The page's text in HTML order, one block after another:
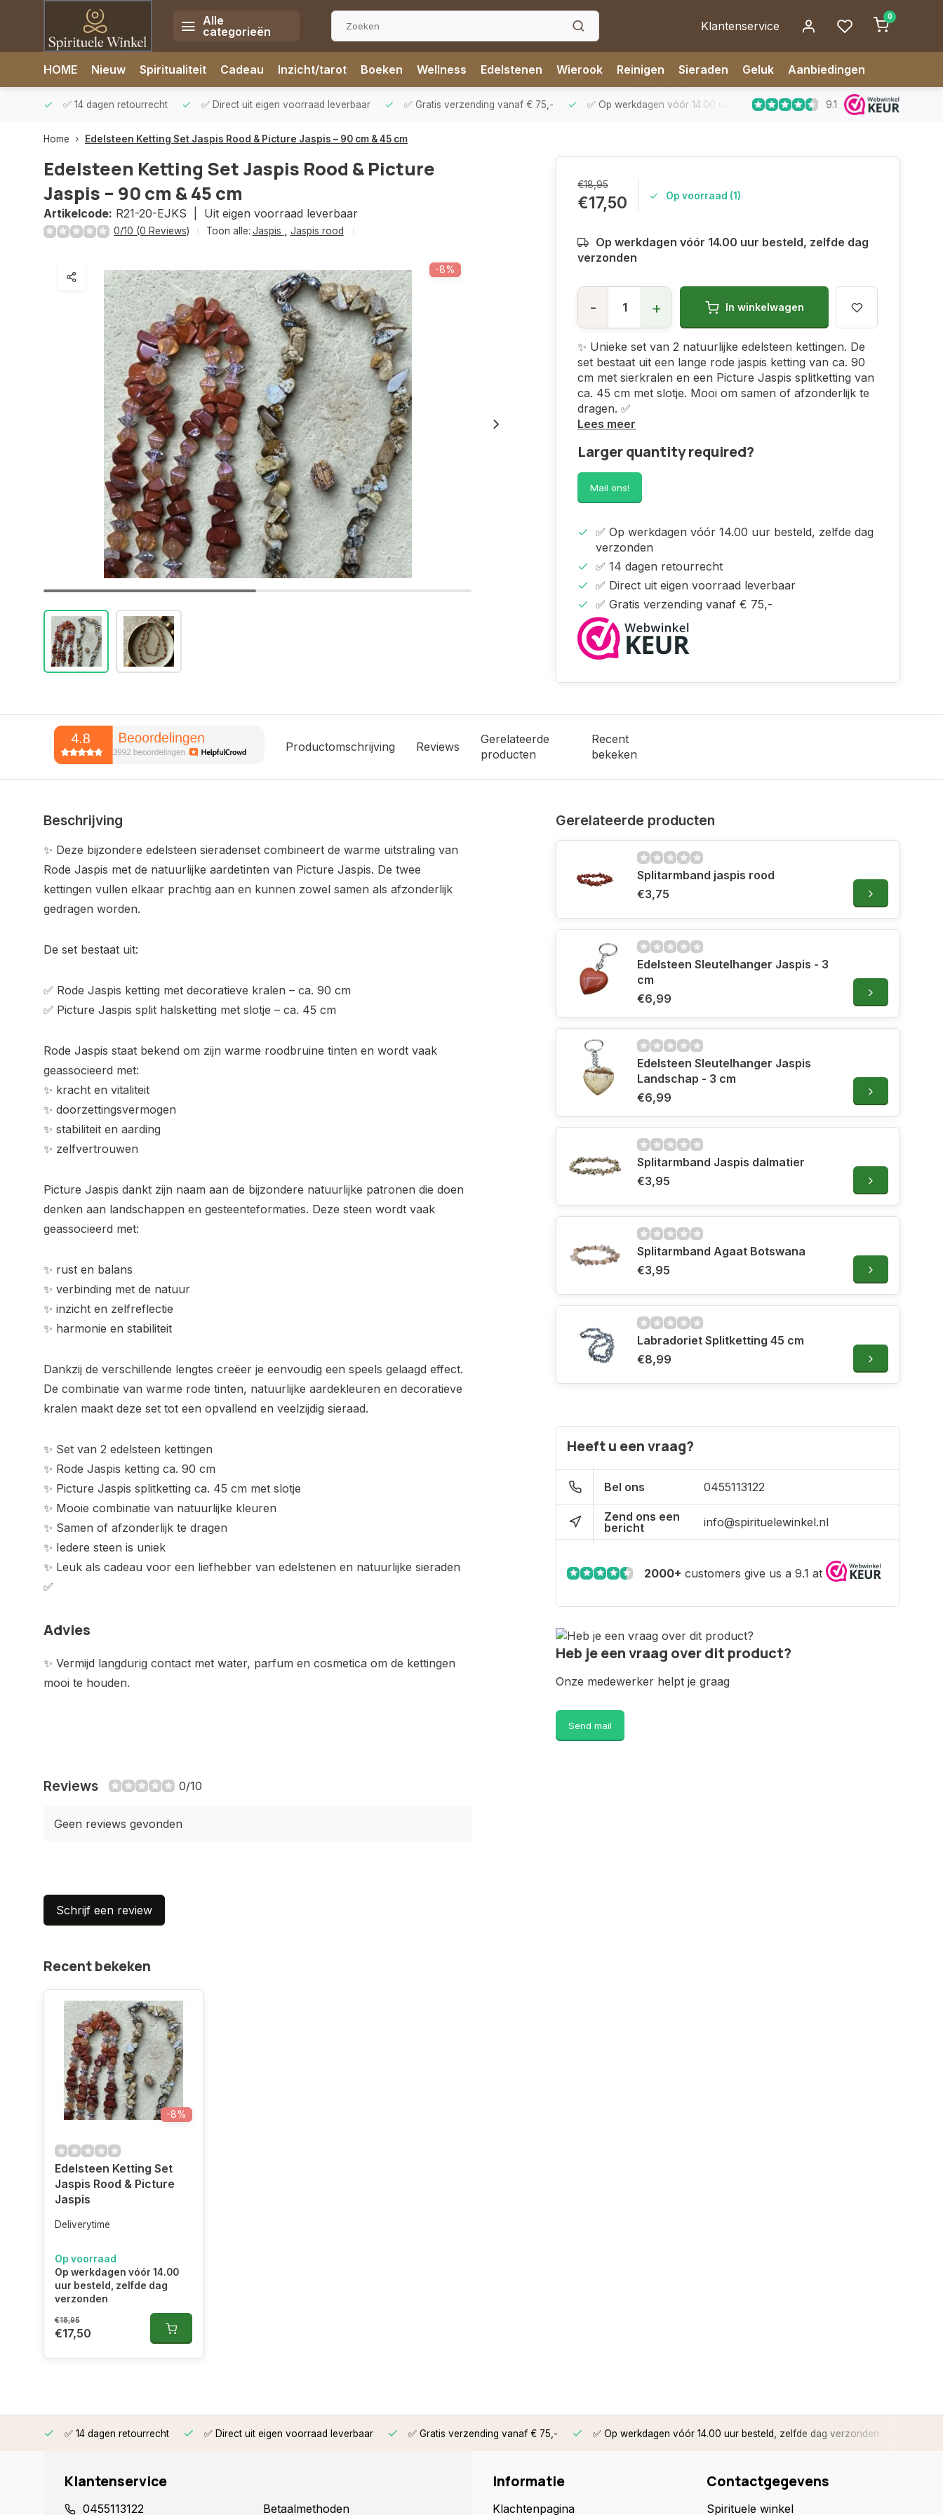
Alle
categorieën
Klantenservice
0
HOME Nieuw Spiritualiteit Cadeau Inzicht/tarot Boeken Wellness Edelstenen Wierook Reinigen Sieraden Geluk Aanbiedingen
✅ 14 dagen retourrecht ✅ Direct uit eigen voorraad leverbaar ✅ Gratis verzending vanaf € 75,- ✅ Op werkdagen vóór 14.00 uur besteld, zelfde dag verzonden
9.1
Home Edelsteen Ketting Set Jaspis Rood & Picture Jaspis – 90 cm & 45 cm
Edelsteen Ketting Set Jaspis Rood & Picture
Jaspis – 90 cm & 45 cm
Artikelcode: R21-20-EJKS | Uit eigen voorraad leverbaar
0/10 (0 Reviews) Toon alle: Jaspis Jaspis rood
-8%
€18,95
€17,50 Op voorraad (1)
Op werkdagen vóór 14.00 uur besteld, zelfde dag
verzonden
- + In winkelwagen
✨ Unieke set van 2 natuurlijke edelsteen kettingen. De
set bestaat uit een lange rode jaspis ketting van ca. 90
cm met sierkralen en een Picture Jaspis splitketting van
ca. 45 cm met slotje. Mooi om samen of afzonderlijk te
dragen. ✅
Lees meer
Larger quantity required?
Mail ons!
✅ Op werkdagen vóór 14.00 uur besteld, zelfde dag
verzonden
✅ 14 dagen retourrecht
✅ Direct uit eigen voorraad leverbaar
✅ Gratis verzending vanaf € 75,-
Productomschrijving Reviews
Gerelateerde
producten
Recent
bekeken
Beschrijving
✨ Deze bijzondere edelsteen sieradenset combineert de warme uitstraling van
Rode Jaspis met de natuurlijke aardetinten van Picture Jaspis. De twee
kettingen vullen elkaar prachtig aan en kunnen zowel samen als afzonderlijk
gedragen worden.
De set bestaat uit:
✅ Rode Jaspis ketting met decoratieve kralen – ca. 90 cm
✅ Picture Jaspis split halsketting met slotje – ca. 45 cm
Rode Jaspis staat bekend om zijn warme roodbruine tinten en wordt vaak
geassocieerd met:
✨ kracht en vitaliteit
✨ doorzettingsvermogen
✨ stabiliteit en aarding
✨ zelfvertrouwen
Picture Jaspis dankt zijn naam aan de bijzondere natuurlijke patronen die doen
denken aan landschappen en gesteenteformaties. Deze steen wordt vaak
geassocieerd met:
✨ rust en balans
✨ verbinding met de natuur
✨ inzicht en zelfreflectie
✨ harmonie en stabiliteit
Dankzij de verschillende lengtes creëer je eenvoudig een speels gelaagd effect.
De combinatie van warme rode tinten, natuurlijke aardekleuren en decoratieve
kralen maakt deze set tot een opvallend en veelzijdig sieraad.
✨ Set van 2 edelsteen kettingen
✨ Rode Jaspis ketting ca. 90 cm
✨ Picture Jaspis splitketting ca. 45 cm met slotje
✨ Mooie combinatie van natuurlijke kleuren
✨ Samen of afzonderlijk te dragen
✨ Iedere steen is uniek
✨ Leuk als cadeau voor een liefhebber van edelstenen en natuurlijke sieraden
✅
Advies
✨ Vermijd langdurig contact met water, parfum en cosmetica om de kettingen
mooi te houden.
Reviews 0/10
Geen reviews gevonden
Schrijf een review
Gerelateerde producten
Splitarmband jaspis rood
€3,75
Edelsteen Sleutelhanger Jaspis - 3
cm
€6,99
Edelsteen Sleutelhanger Jaspis
Landschap - 3 cm
€6,99
Splitarmband Jaspis dalmatier
€3,95
Splitarmband Agaat Botswana
€3,95
Labradoriet Splitketting 45 cm
€8,99
Heeft u een vraag?
Bel ons 0455113122
Zend ons een
bericht
info@spirituelewinkel.nl
2000+ customers give us a 9.1 at
Heb je een vraag over dit product?
Onze medewerker helpt je graag
Send mail
Recent bekeken
-8%
Edelsteen Ketting Set
Jaspis Rood & Picture
Jaspis
Deliverytime
Op voorraad
Op werkdagen vóór 14.00
uur besteld, zelfde dag
verzonden
€18,95
€17,50
✅ 14 dagen retourrecht ✅ Direct uit eigen voorraad leverbaar ✅ Gratis verzending vanaf € 75,- ✅ Op werkdagen vóór 14.00 uur besteld, zelfde dag verzonden
Klantenservice
0455113122 Betaalmethoden
Informatie
Klachtenpagina
Contactgegevens
Spirituele winkel